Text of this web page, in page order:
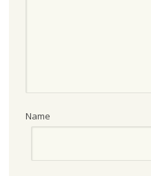
Name